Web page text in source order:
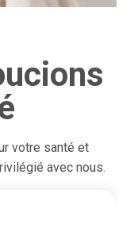
votre santé et
avec nous.